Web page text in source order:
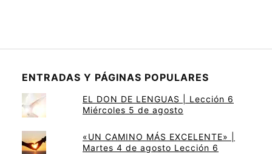
ENTRADAS Y PÁGINAS POPULARES
EL DON DE LENGUAS | Lección 6
Miércoles 5 de agosto
«UN CAMINO MÁS EXCELENTE» |
Martes 4 de agosto Lección 6